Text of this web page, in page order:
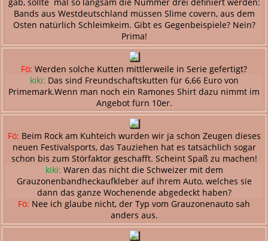
Bands aus Westdeutschland müssen Slime covern, aus dem
Osten natürlich Schleimkeim. Gibt es Gegenbeispiele? Nein?
Prima!
Fö: Werden solche Kutten mittlerweile in Serie gefertigt?
kiki: Das sind Freundschaftskutten für 6,66 Euro von
Primemark.Wenn man noch ein Ramones Shirt dazu nimmt im
Angebot fürn 10er.
Fö: Beim Rock am Kuhteich wurden wir ja schon Zeugen dieses
neuen Festivalsports, das Tauziehen hat es tatsächlich sogar
schon bis zum Störfaktor geschafft. Scheint Spaß zu machen!
kiki: Waren das nicht die Schweizer mit dem
Grauzonenbandheckaufkleber auf ihrem Auto, welches sie
dann das ganze Wochenende abgedeckt haben?
Fö: Nee ich glaube nicht, der Typ vom Grauzonenauto sah
anders aus.